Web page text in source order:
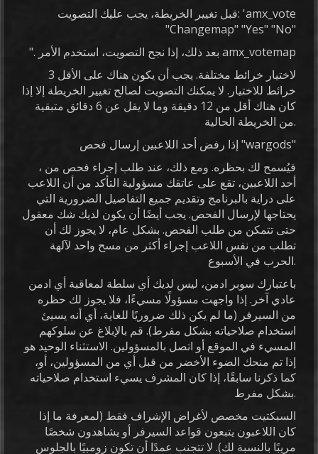
قبل تغيير الخريطة، يجب عليك التصويت: 'amx_vote
"Changemap" "Yes" "No"
". بعد ذلك، إذا نجح التصويت، استخدم الأمر amx_votemap
لاختيار خرائط مختلفة. يجب أن يكون هناك على الأقل 3
خرائط للاختيار. لا يمكنك التصويت لصالح تغيير الخريطة إلا إذا
كان هناك أقل من 12 دقيقة وما لا يقل عن 6 دقائق متبقية
من الخريطة الحالية.
إذا رفض أحد اللاعبين إرسال فحص "wargods"
، فيُسمح لك بحظره. ومع ذلك، عند طلب إجراء فحص من
أحد اللاعبين، تقع على عاتقك مسؤولية التأكد من أن اللاعب
على دراية بالبرنامج وتقديم جميع التفاصيل الضرورية التي
يحتاجها لإرسال الفحص. يجب أيضًا أن يكون لديك شك معقول
حتى تتمكن من طلب الفحص. بشكل عام، لا يجوز لك أن
تطلب من نفس اللاعب إجراء أكثر من مسح واحد لآلهة
الحرب في الأسبوع.
باعتبارك سوبر ادمن، ليس لديك أي سلطة لمعاقبة أي ادمن
عادي آخر. إذا واجهت مسؤولًا مسيءًا، فلا يجوز لك حظره
من السيرفر (ما لم يكن ذلك ضروريًا للغاية، أي أنه يسيئ
استخدام صلاحياته بشكل مفرط). قم بالإبلاغ عن سلوكهم
المسيء في الموقع أو اتصل بالمسؤولين. الاستثناء الوحيد هو
إذا تم منحك الضوء الأخضر من قبل أي من المسؤولين، أو،
كما ذكرنا سابقًا، إذا كان المشرف يسيء استخدام صلاحياته
بشكل مفرط.
السبكتيت مخصص لأغراض الإشراف فقط (لمعرفة ما إذا
كان اللاعبون يتبعون قواعد السيرفر أو يشاهدون شخصًا
مريبًا بالنسبة لك). لا تتجنب عمدًا أن تكون زومبيًا بالجلوس